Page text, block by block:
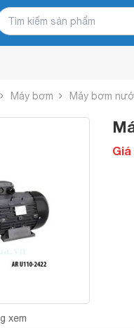
Máy bơm Máy bơm
xem
Giá